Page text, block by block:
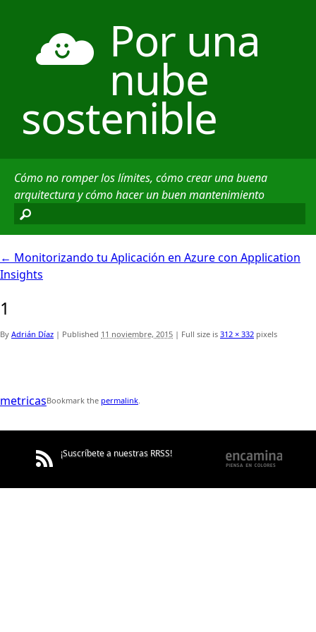
Por una
nube
sostenible
Cómo no romper los límites, cómo crear una buena
arquitectura y cómo hacer un buen mantenimiento
← Monitorizando tu Aplicación en Azure con Application
Insights
1
By Adrián Díaz | Published 11 noviembre, 2015 | Full size is 312 × 332 pixels
metricasBookmark the permalink
¡Suscríbete a nuestras RRSS!